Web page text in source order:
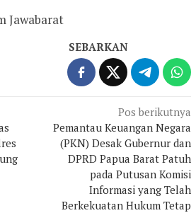
Jawabarat
SEBARKAN
Pos berikutnya
Pemantau Keuangan Negara
(PKN) Desak Gubernur dan
DPRD Papua Barat Patuh
pada Putusan Komisi
Informasi yang Telah
Berkekuatan Hukum Tetap